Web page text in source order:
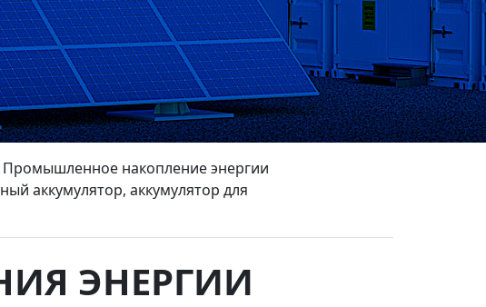
Промышленное накопление энергии
аккумулятор, аккумулятор для
ЭНЕРГИИ